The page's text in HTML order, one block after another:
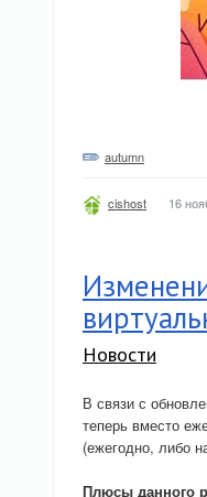
autumn
cishost 16
Новости
В связи с
теперь вместо
(ежегодно, либо
Плюсы данного